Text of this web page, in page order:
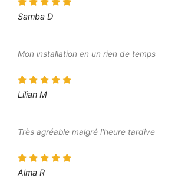
Samba D
Mon installation en un rien de temps
Lilian M
Très agréable malgré l'heure tardive
Alma R